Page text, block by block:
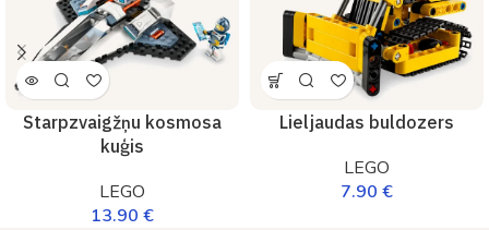
Starpzvaigžņu kosmosa
kuģis
LEGO
13.90 €
Lieljaudas buldozers
LEGO
7.90 €